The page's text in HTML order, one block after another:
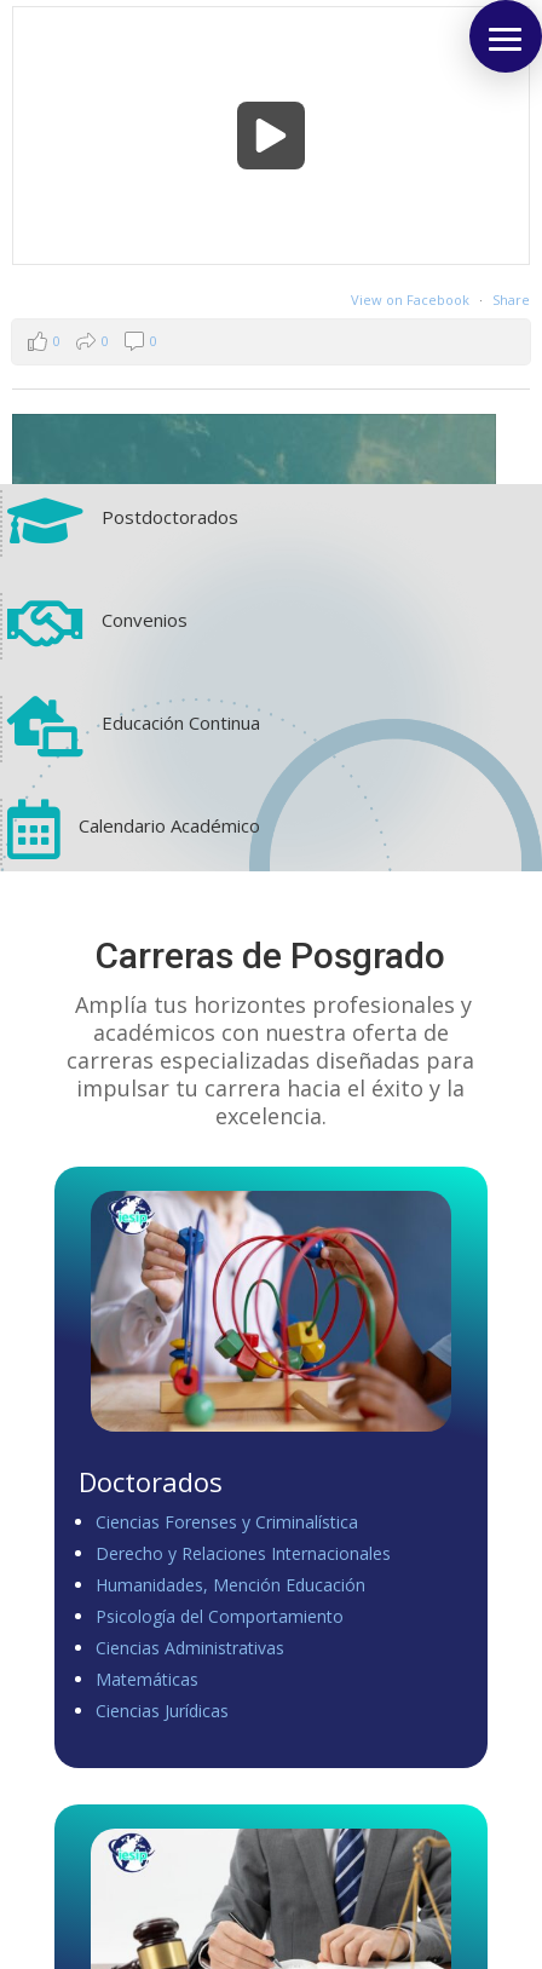
View on Facebook · Share
0 0 0
1 0
Load more
 Postdoctorados
 Convenios
 Educación Continua
 Calendario Académico
Carreras de Posgrado
Amplía tus horizontes profesionales y
académicos con nuestra oferta de
carreras especializadas diseñadas para
impulsar tu carrera hacia el éxito y la
excelencia.
Doctorados
Ciencias Forenses y Criminalística
Derecho y Relaciones Internacionales
Humanidades, Mención Educación
Psicología del Comportamiento
Ciencias Administrativas
Matemáticas
Ciencias Jurídicas